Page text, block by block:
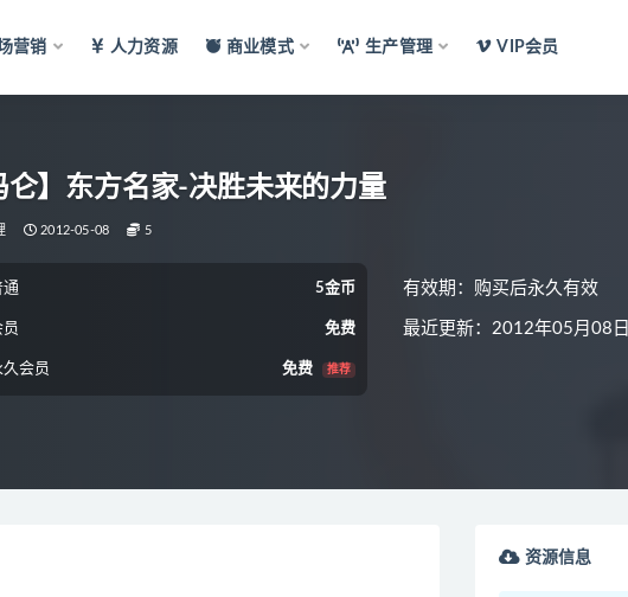
营销 人力资源 商业模式 生产管理 VIP会员
仑】东方名家-决胜未来的力量
2012-05-08 5
通 5金币
员 免费
久会员 免费 推荐
有效期：购买后永久有效
最近更新：2012年05月08日
资源信息